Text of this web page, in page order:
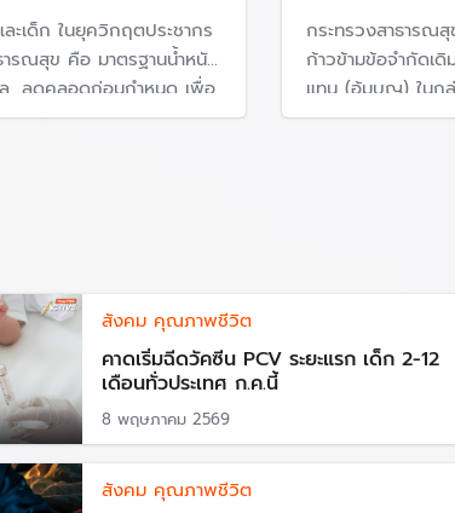
ะเด็ก ในยุควิกฤตประชากร
รณสุข คือ มาตรฐานน้ำหนัก
, ลดคลอดก่อนกำหนด เพื่อ
ละเด็ก ขณะที่ต้อง
กระทรวงสาธารณ
ก้าวข้ามข้อจำกัดเ
แทน (อุ้มบุญ) ในกลุ่
การเข้าถึงของกลุ่ม
สังคม คุณภาพชีวิต
คาดเริ่มฉีดวัคซีน PCV ระยะแรก เด็ก 2-12
เดือนทั่วประเทศ ก.ค.นี้
8 พฤษภาคม 2569
สังคม คุณภาพชีวิต